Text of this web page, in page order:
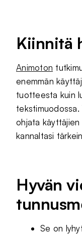
Kiinnitä
Animoton
enemmän
tuotteesta kuin
ohjata käyttäjien
kannaltasi
Hyvän
Se on